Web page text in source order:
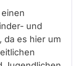
und
da es hier um